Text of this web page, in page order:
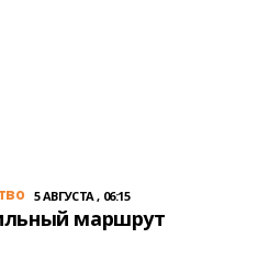
5 АВГУСТА , 06:15
маршрут